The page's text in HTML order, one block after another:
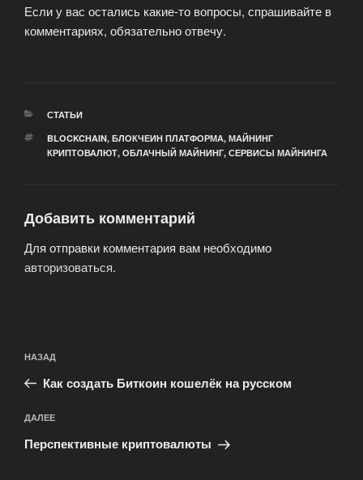
Если у вас остались какие-то вопросы, спрашивайте в
комментариях, обязательно отвечу.
РУБРИКИ
СТАТЬИ
МЕТКИ
BLOCKCHAIN, БЛОКЧЕИН ПЛАТФОРМА, МАЙНИНГ
КРИПТОВАЛЮТ, ОБЛАЧНЫЙ МАЙНИНГ, СЕРВИСЫ МАЙНИНГА
Добавить комментарий
Для отправки комментария вам необходимо
авторизоваться.
по
записям
Предыдущая
запись:
НАЗАД
Как создать Биткоин кошелёк на русском
Следующая
запись
ДАЛЕЕ
Перспективные криптовалюты